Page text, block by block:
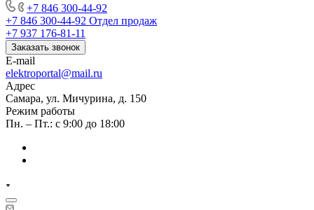
+7 846 300-44-92
+7 846 300-44-92 Отдел продаж
+7 937 176-81-11
Заказать звонок
E-mail
elektroportal@mail.ru
Адрес
Самара, ул. Мичурина, д. 150
Режим работы
Пн. – Пт.: с 9:00 до 18:00